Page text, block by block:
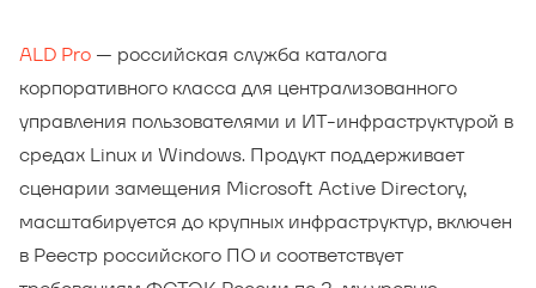
ALD Pro — российская служба каталога
корпоративного класса для централизованного
управления пользователями и ИТ-инфраструктурой в
средах Linux и Windows. Продукт поддерживает
сценарии замещения Microsoft Active Directory,
масштабируется до крупных инфраструктур, включен
в Реестр российского ПО и соответствует